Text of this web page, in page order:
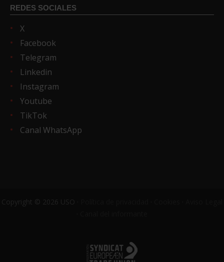
REDES SOCIALES
X
Facebook
Telegram
Linkedin
Instagram
Youtube
TikTok
Canal WhatsApp
Copyright © 2026 USO ·